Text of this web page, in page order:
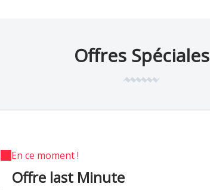
Offres Spéciales
En ce moment !
Offre last Minute